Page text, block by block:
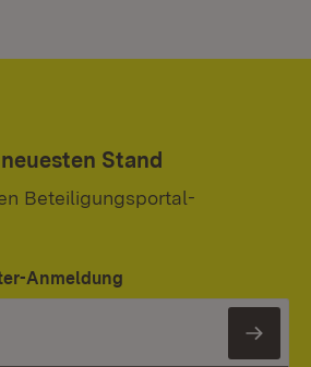
Stand
Beteiligungsportal-
Anmeldung